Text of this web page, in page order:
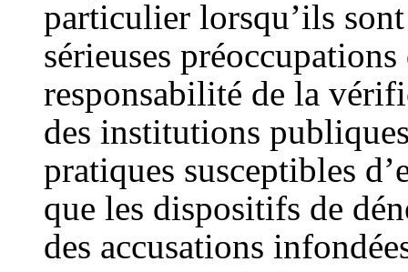
particulier lorsqu’ils
sérieuses
responsabilité de la
des institutions
pratiques susceptibles
que les dispositifs de
des accusations